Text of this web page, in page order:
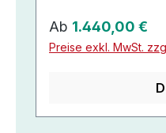
Regulärer Preis:
Ab 1.440,00 €
Preise exkl. MwSt.